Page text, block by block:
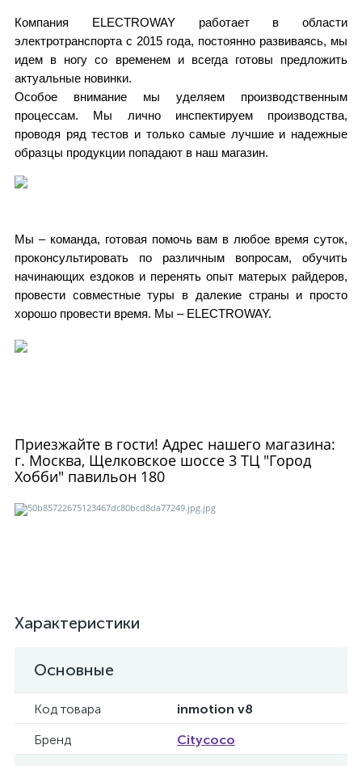
Компания ELECTROWAY работает в области
электротранспорта с 2015 года, постоянно развиваясь, мы
идем в ногу со временем и всегда готовы предложить
актуальные новинки.
Особое внимание мы уделяем производственным
процессам. Мы лично инспектируем производства,
проводя ряд тестов и только самые лучшие и надежные
образцы продукции попадают в наш магазин.
Мы – команда, готовая помочь вам в любое время суток,
проконсультировать по различным вопросам, обучить
начинающих ездоков и перенять опыт матерых райдеров,
провести совместные туры в далекие страны и просто
хорошо провести время. Мы – ELECTROWAY.
Приезжайте в гости! Адрес нашего магазина:
г. Москва, Щелковское шоссе 3 ТЦ "Город
Хобби" павильон 180
Характеристики
Основные
Код товара
inmotion v8
Бренд
Citycoco